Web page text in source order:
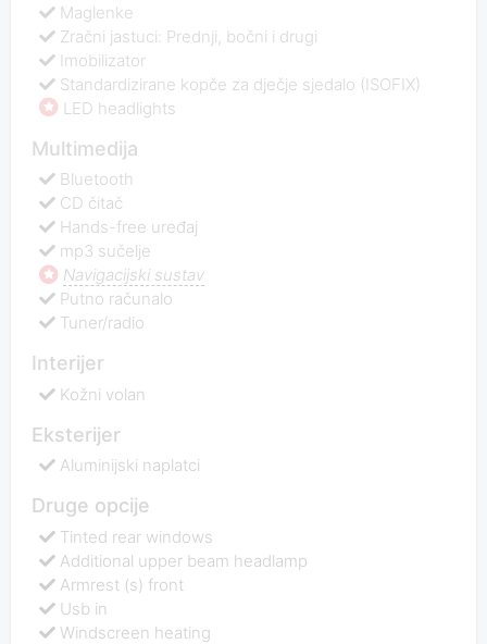
Maglenke
Zračni jastuci: Prednji, bočni i drugi
Imobilizator
Standardizirane kopče za dječje sjedalo (ISOFIX)
LED headlights
Multimedija
Bluetooth
CD čitač
Hands-free uređaj
mp3 sučelje
Navigacijski sustav
Putno računalo
Tuner/radio
Interijer
Kožni volan
Eksterijer
Aluminijski naplatci
Druge opcije
Tinted rear windows
Additional upper beam headlamp
Armrest (s) front
Usb in
Windscreen heating